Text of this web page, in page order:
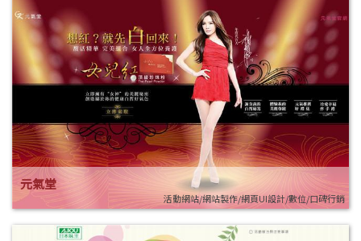
元氣堂
活動網站/網站製作/網頁UI設計/數位/口碑行銷